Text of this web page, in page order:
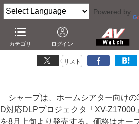
Powered by
カテゴリ ログイン
シャープ、ホームシアター向けの3D DLPプ
－実売40万円の「XV-Z17000」
リスト
シャープは、ホームシアター向けの
D対応DLPプロジェクタ「XV-Z17000」
を8月上旬より発売する。価格はオー